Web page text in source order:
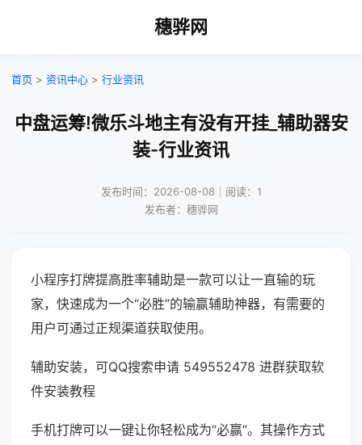
穗骅网
首页 > 资讯中心 > 行业资讯
中盘运筹!微乐斗地主有没有开挂_辅助器安
装-行业资讯
发布时间：2026-08-08｜阅读：1
发布者：穗骅网
小程序打牌提高胜率辅助是一款可以让一直输的玩
家，快速成为一个“必胜”的输赢辅助神器，有需要的
用户可通过正规渠道获取使用。
辅助安装，可QQ搜索申请 549552478 进群获取软
件安装教程
手机打牌可以一键让你轻松成为“必赢”。其操作方式